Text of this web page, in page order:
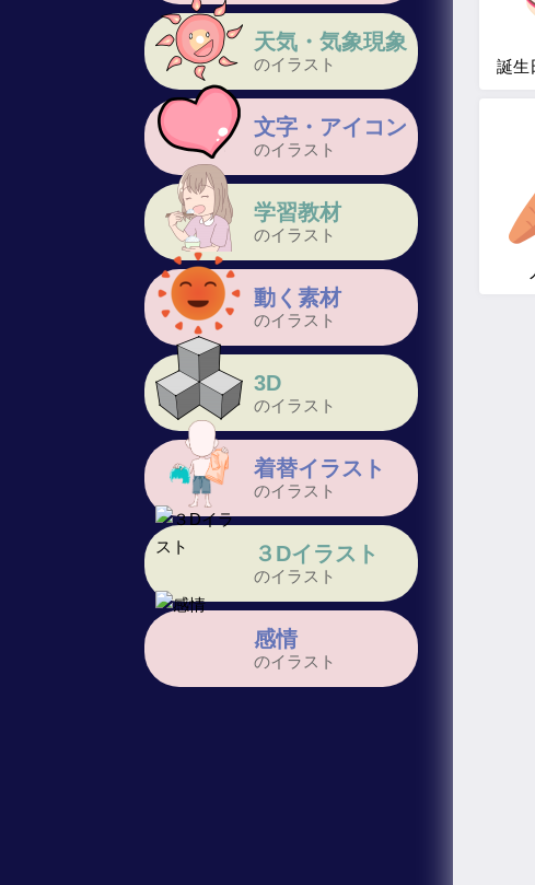
天気・気象現象
のイラスト
文字・アイコン
のイラスト
学習教材
のイラスト
動く素材
のイラスト
3D
のイラスト
着替イラスト
のイラスト
３Dイラスト
のイラスト
感情
のイラスト
誕生